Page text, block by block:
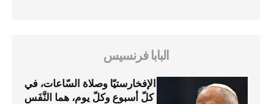
البابا فرنسيس
الإفخارستيّا وصلاة السّاعات، في
كلّ أسبوع وكلّ يوم، هما النَّفَس